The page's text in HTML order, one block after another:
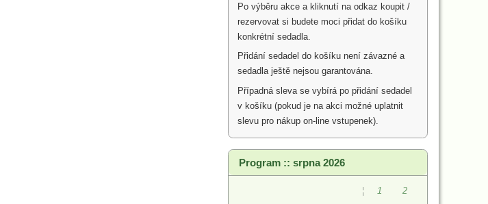
Po výběru akce a kliknutí na odkaz koupit /
rezervovat si budete moci přidat do košíku
konkrétní sedadla.
Přidání sedadel do košíku není závazné a
sedadla ještě nejsou garantována.
Případná sleva se vybírá po přidání sedadel
v košíku (pokud je na akci možné uplatnit
slevu pro nákup on-line vstupenek).
Program :: srpna 2026
¦ 1
2